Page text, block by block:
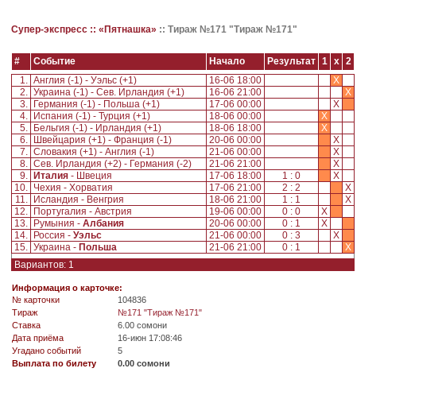
Супер-экспресс :: «Пятнашка» :: Тираж №171 "Тираж №171"
# Событие Начало Результат 1 x
2
1. Англия (-1) - Уэльс (+1) 16-06 18:00
X
2. Украина (-1) - Сев. Ирландия (+1) 16-06 21:00
X
3.
Германия (-1) - Польша (+1) 17-06 00:00
X
4.
Испания (-1) - Турция (+1) 18-06 00:00
X
5.
Бельгия (-1) - Ирландия (+1) 18-06 18:00
X
6.
Швейцария (+1) - Франция (-1) 20-06 00:00
X
7. Словакия (+1) - Англия (-1) 21-06 00:00
X
8. Сев. Ирландия (+2) - Германия (-2) 21-06 21:00
X
9.
Италия - Швеция 17-06 18:00 1 : 0
X
10. Чехия - Хорватия 17-06 21:00 2 : 2
X
11.
Исландия - Венгрия 18-06 21:00 1 : 1
X
12.
Португалия - Австрия 19-06 00:00 0 : 0
X
13.
Румыния - Албания 20-06 00:00 0 : 1
X
14.
Россия - Уэльс 21-06 00:00 0 : 3
X
15. Украина - Польша 21-06 21:00 0 : 1
X
Вариантов: 1
Информация о карточке:
№ карточки
104836
Tираж
№171 "Тираж №171"
Ставка
6.00 сомони
Дата приёма
16-июн 17:08:46
Угадано событий
5
Выплата по билету
0.00 сомони